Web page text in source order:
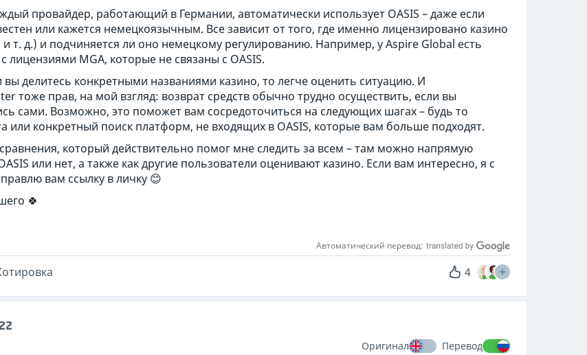
провайдер, работающий в Германии, автоматически использует OASIS – даже если
или кажется немецкоязычным. Все зависит от того, где именно лицензировано казино
т. д.) и подчиняется ли оно немецкому регулированию. Например, у Aspire Global есть
лицензиями MGA, которые не связаны с OASIS.
вы делитесь конкретными названиями казино, то легче оценить ситуацию. И
тоже прав, на мой взгляд: возврат средств обычно трудно осуществить, если вы
сами. Возможно, это поможет вам сосредоточиться на следующих шагах – будь то
или конкретный поиск платформ, не входящих в OASIS, которые вам больше подходят.
который действительно помог мне следить за всем – там можно напрямую
или нет, а также как другие пользователи оценивают казино. Если вам интересно, я с
вам ссылку в личку 😊
🍀
Автоматический перевод:
4
Оригинал Перевод